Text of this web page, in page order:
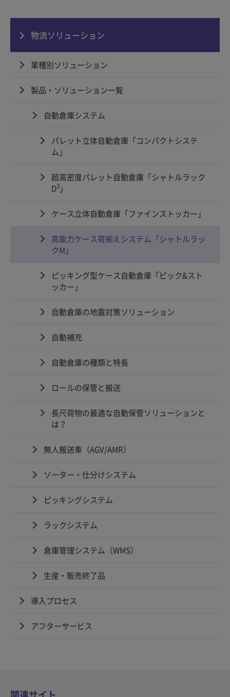
物流ソリューション
業種別ソリューション
製品・ソリューション一覧
自動倉庫システム
パレット立体自動倉庫「コンパクトシステ
ム」
超高密度パレット自動倉庫「シャトルラック
D3 」
ケース立体自動倉庫「ファインストッカー」
高能力ケース荷揃えシステム「シャトルラッ
クM」
ピッキング型ケース自動倉庫「ピック&スト
ッカー」
自動倉庫の地震対策ソリューション
自動補充
自動倉庫の種類と特長
ロールの保管と搬送
長尺荷物の最適な自動保管ソリューションと
は？
無人搬送車（AGV/AMR）
ソーター・仕分けシステム
ピッキングシステム
ラックシステム
倉庫管理システム（WMS）
生産・販売終了品
導入プロセス
アフターサービス